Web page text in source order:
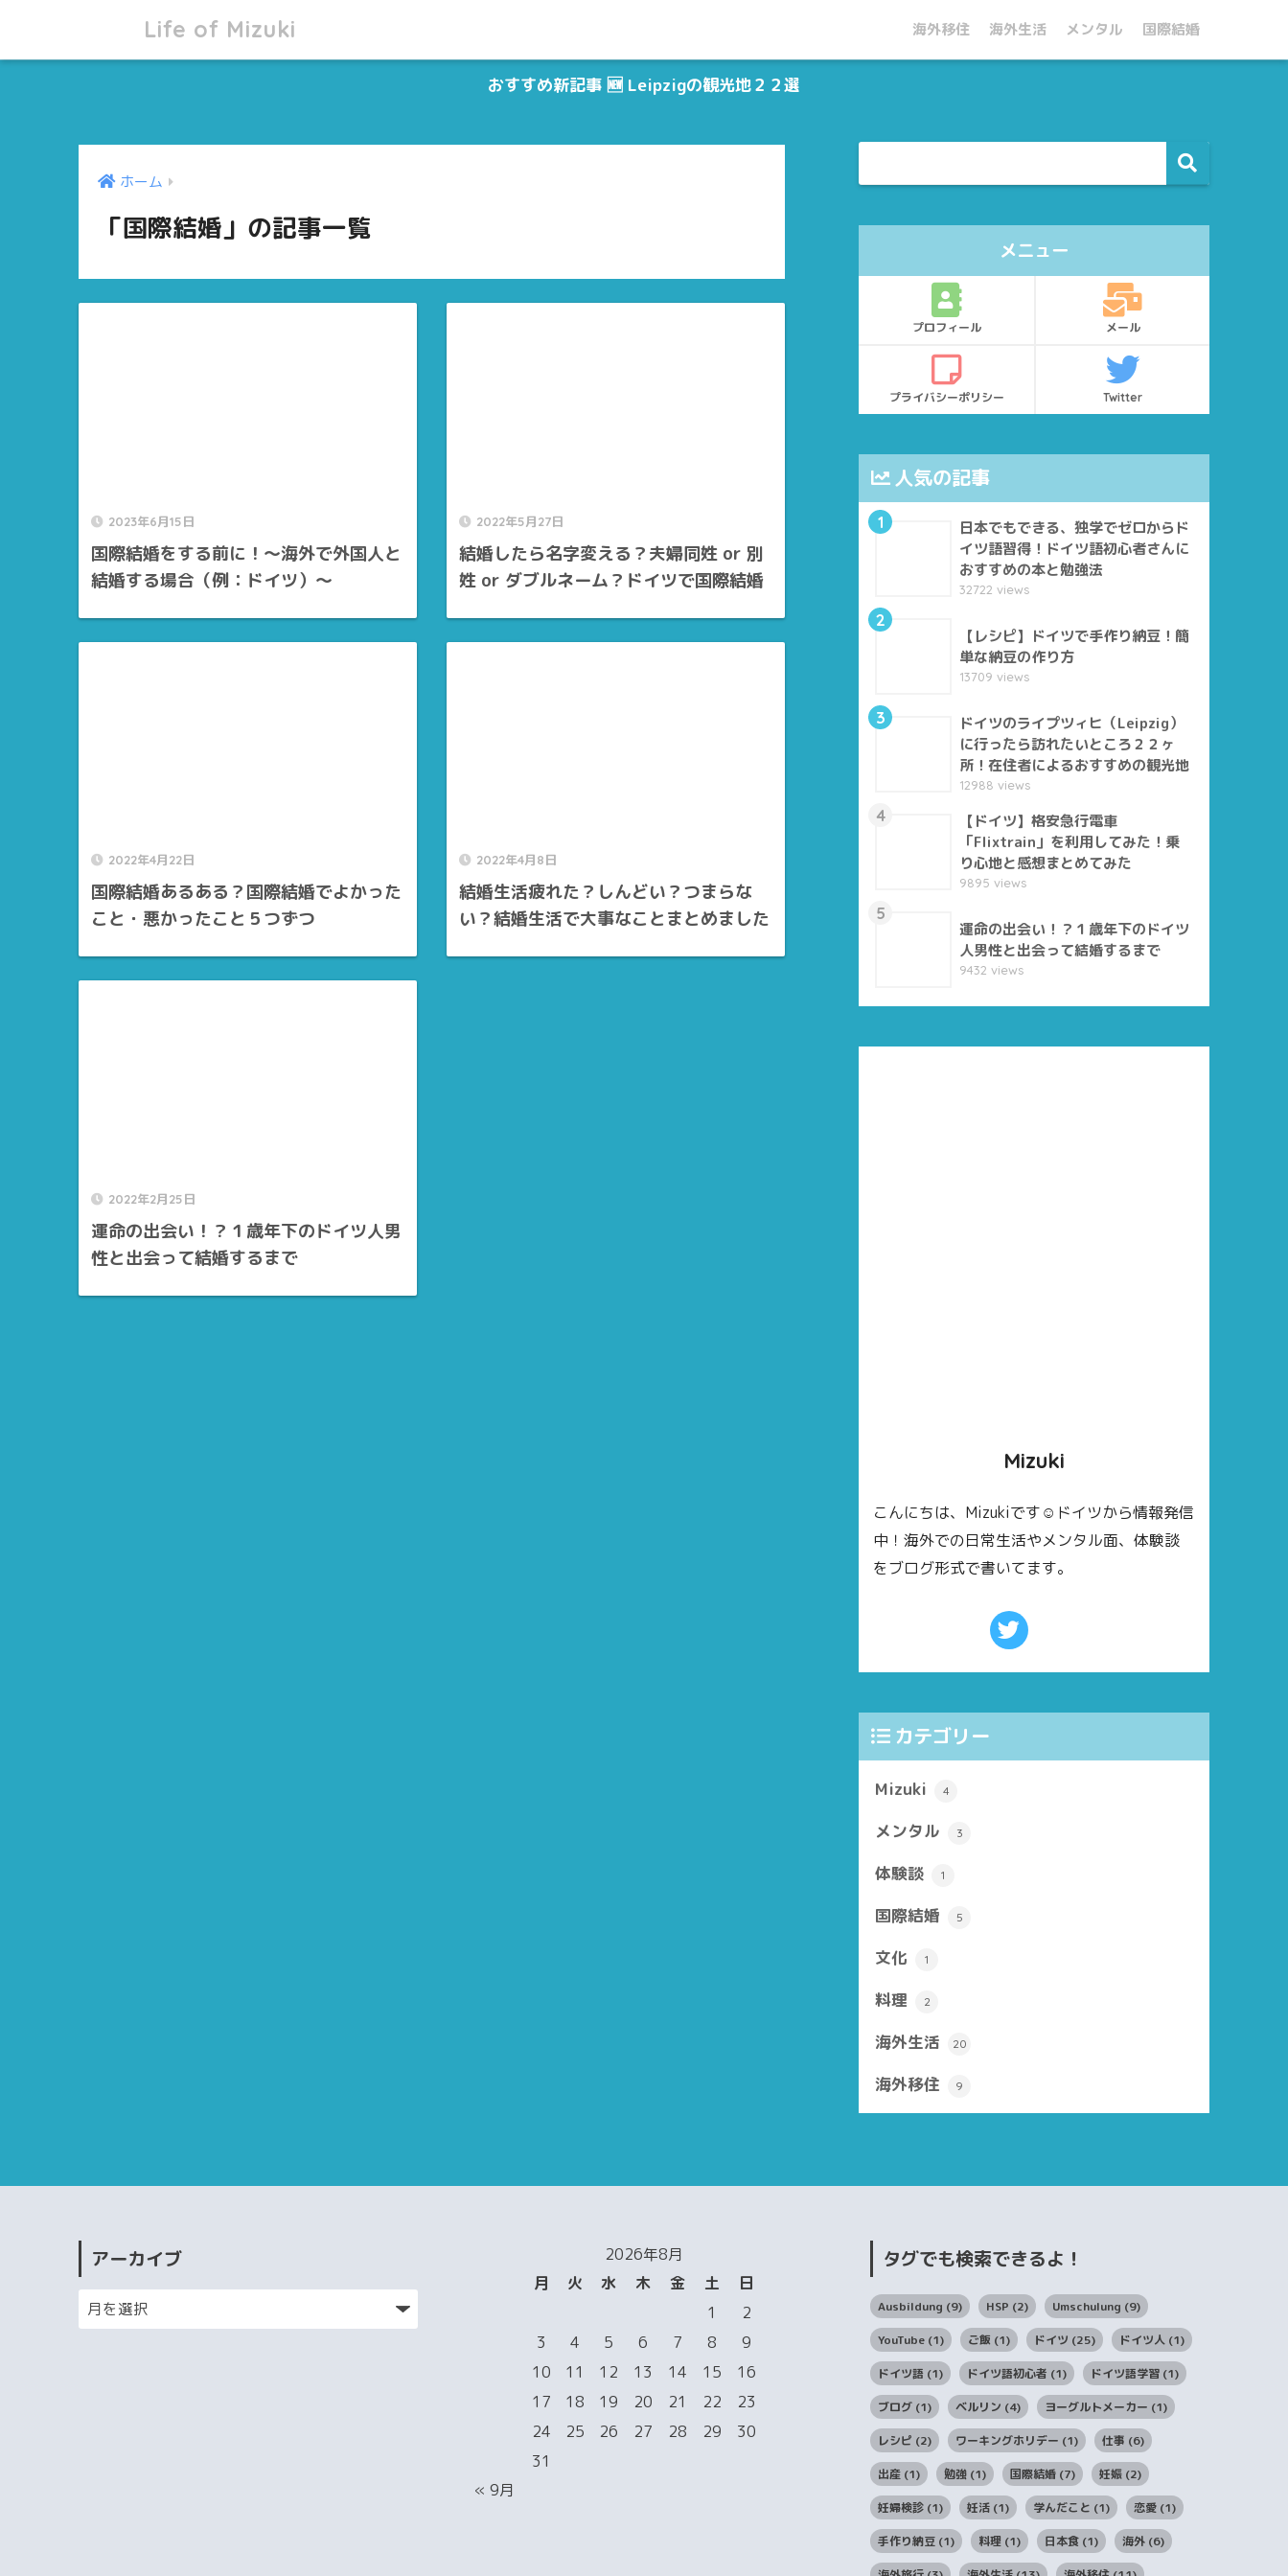
Life of Mizuki 海外移住 海外生活 メンタル 国際結婚
おすすめ新記事 🆕 Leipzigの観光地２２選
ホーム
「国際結婚」の記事一覧
2023年6月15日
国際結婚をする前に！～海外で外国人と
結婚する場合（例：ドイツ）～
2022年5月27日
結婚したら名字変える？夫婦同姓 or 別
姓 or ダブルネーム？ドイツで国際結婚
2022年4月22日
国際結婚あるある？国際結婚でよかった
こと・悪かったこと５つずつ
2022年4月8日
結婚生活疲れた？しんどい？つまらな
い？結婚生活で大事なことまとめました
2022年2月25日
運命の出会い！？１歳年下のドイツ人男
性と出会って結婚するまで
メニュー
プロフィール メール
プライバシーポリシー Twitter
人気の記事
1
日本でもできる、独学でゼロからド
イツ語習得！ドイツ語初心者さんに
おすすめの本と勉強法
32722 views
2
【レシピ】ドイツで手作り納豆！簡
単な納豆の作り方
13709 views
3
ドイツのライプツィヒ（Leipzig）
に行ったら訪れたいところ２２ヶ
所！在住者によるおすすめの観光地
12988 views
4
【ドイツ】格安急行電車
「Flixtrain」を利用してみた！乗
り心地と感想まとめてみた
9895 views
5
運命の出会い！？１歳年下のドイツ
人男性と出会って結婚するまで
9432 views
Mizuki
こんにちは、Mizukiです☺ドイツから情報発信
中！海外での日常生活やメンタル面、体験談
をブログ形式で書いてます。
カテゴリー
Mizuki 4
メンタル 3
体験談 1
国際結婚 5
文化 1
料理 2
海外生活 20
海外移住 9
アーカイブ
2026年8月
月
火 水 木 金 土
日
1
2
3
4 5 6 7 8
9
10
11 12 13 14 15
16
17
18 19 20 21 22
23
24
25 26 27 28 29
30
31
« 9月
タグでも検索できるよ！
Ausbildung (9) HSP (2) Umschulung (9)
YouTube (1) ご飯 (1) ドイツ (25) ドイツ人 (1)
ドイツ語 (1) ドイツ語初心者 (1) ドイツ語学習 (1)
ブログ (1) ベルリン (4) ヨーグルトメーカー (1)
レシピ (2) ワーキングホリデー (1) 仕事 (6)
出産 (1) 勉強 (1) 国際結婚 (7) 妊娠 (2)
妊婦検診 (1) 妊活 (1) 学んだこと (1) 恋愛 (1)
手作り納豆 (1) 料理 (1) 日本食 (1) 海外 (6)